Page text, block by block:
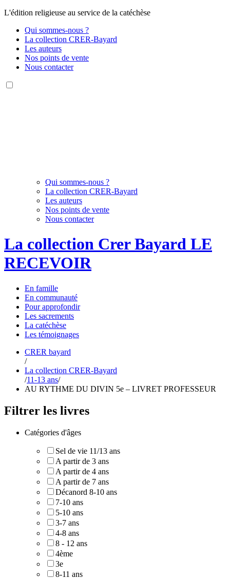
L'édition religieuse au service de la catéchèse
Qui sommes-nous ?
La collection CRER-Bayard
Les auteurs
Nos points de vente
Nous contacter
Qui sommes-nous ?
La collection CRER-Bayard
Les auteurs
Nos points de vente
Nous contacter
La collection Crer Bayard LE
RECEVOIR
En famille
En communauté
Pourapprofondir
Les sacrements
La catéchèse
Les témoignages
CRER bayard
/
La collection CRER-Bayard
/11-13 ans/
AU RYTHME DU DIVIN 5e – LIVRET PROFESSEUR
Filtrer les livres
Catégories d'âges
Sel de vie 11/13 ans
A partir de 3 ans
A partir de 4 ans
A partir de 7 ans
Décanord 8-10 ans
7-10 ans
5-10 ans
3-7 ans
4-8 ans
8 - 12 ans
4ème
3e
8-11 ans